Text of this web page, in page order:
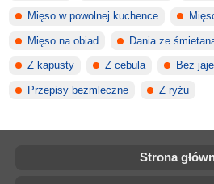
Mięso w powolnej kuchence
Mięso na obiad Dania ze
Z kapusty Z cebula Bez
Przepisy bezmleczne Z ryżu
Strona